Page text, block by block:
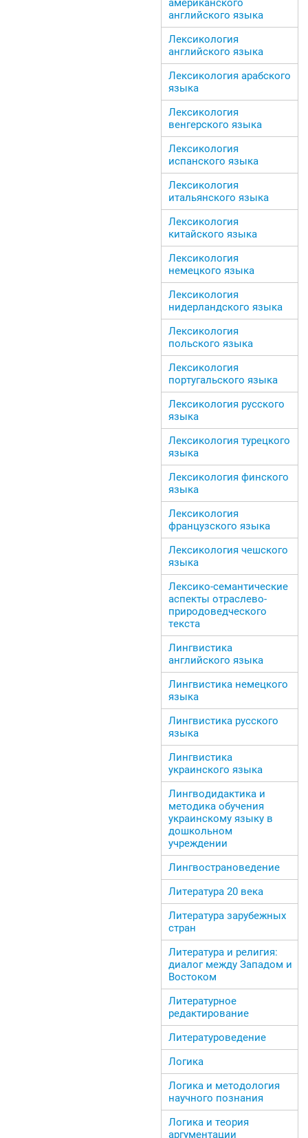
американского
английского языка
Лексикология
английского языка
Лексикология арабского
языка
Лексикология
венгерского языка
Лексикология
испанского языка
Лексикология
итальянского языка
Лексикология
китайского языка
Лексикология
немецкого языка
Лексикология
нидерландского языка
Лексикология
польского языка
Лексикология
португальского языка
Лексикология русского
языка
Лексикология турецкого
языка
Лексикология финского
языка
Лексикология
французского языка
Лексикология чешского
языка
Лексико-семантические
аспекты отраслево-
природоведческого
текста
Лингвистика
английского языка
Лингвистика немецкого
языка
Лингвистика русского
языка
Лингвистика
украинского языка
Лингводидактика и
методика обучения
украинскому языку в
дошкольном
учреждении
Лингвострановедение
Литература 20 века
Литература зарубежных
стран
Литература и религия:
диалог между Западом и
Востоком
Литературное
редактирование
Литературоведение
Логика
Логика и методология
научного познания
Логика и теория
аргументации